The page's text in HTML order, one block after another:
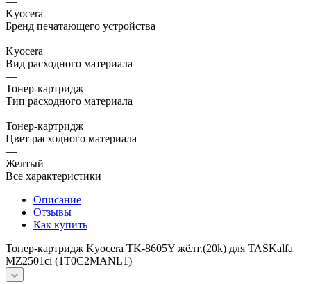
Kyocera
Бренд печатающего устройства
—
Kyocera
Вид расходного материала
—
Тонер-картридж
Тип расходного материала
—
Тонер-картридж
Цвет расходного материала
—
Желтый
Все характеристики
Описание
Отзывы
Как купить
Тонер-картридж Kyocera TK-8605Y жёлт.(20k) для TASKalfa
MZ2501ci (1T0C2MANL1)